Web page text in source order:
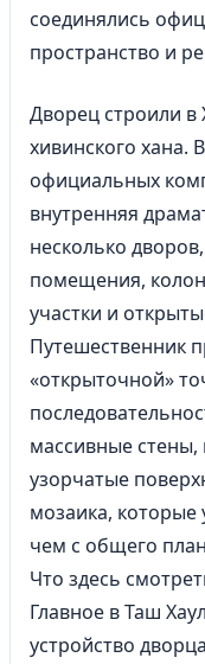
соединялись
пространство и
Дворец строили в
хивинского хана.
официальных
внутренняя
несколько
помещения,
участки и
Путешественник
«открыточной»
массивные стены,
узорчатые
мозаика, которые
чем с общего
Что здесь
Главное в Таш
устройство